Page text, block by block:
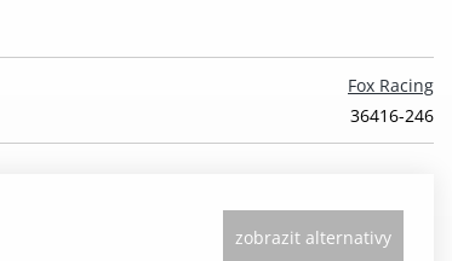
Fox Racing
36416-246
zobrazit alternativy